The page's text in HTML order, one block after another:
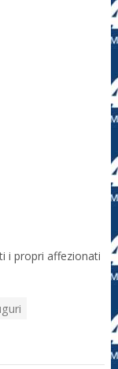
i propri affezionati